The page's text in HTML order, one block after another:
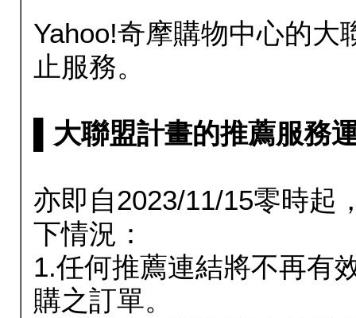
Yahoo!奇摩購物中心的大
止服務。
▌大聯盟計畫的推薦服務
亦即自2023/11/15零時起
下情況：
1.任何推薦連結將不再有
購之訂單。